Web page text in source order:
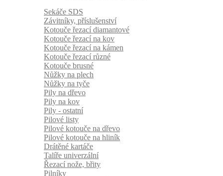
Sekáče SDS
Závitníky, příslušenství
Kotouče řezací diamantové
Kotouče řezací na kov
Kotouče řezací na kámen
Kotouče řezací různé
Kotouče brusné
Nůžky na plech
Nůžky na tyče
Pily na dřevo
Pily na kov
Pily - ostatní
Pilové listy
Pilové kotouče na dřevo
Pilové kotouče na hliník
Drátěné kartáče
Talíře univerzální
Řezací nože, břity
Pilníky